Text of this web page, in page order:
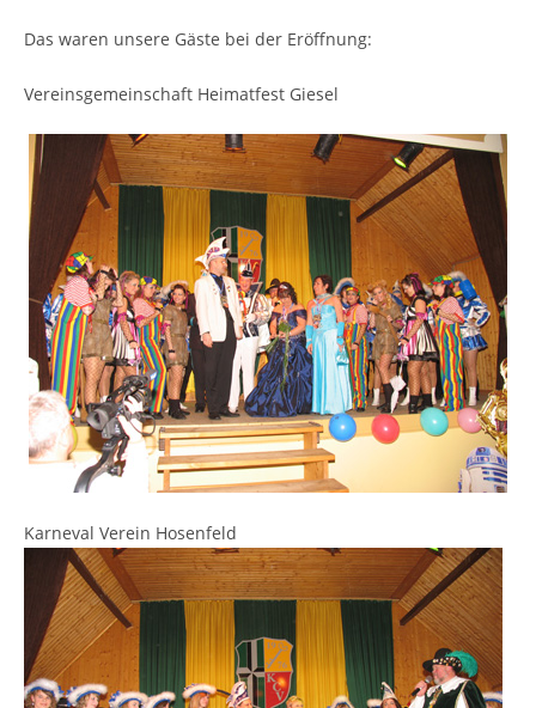
Das waren unsere Gäste bei der Eröffnung:
Vereinsgemeinschaft Heimatfest Giesel
Karneval Verein Hosenfeld